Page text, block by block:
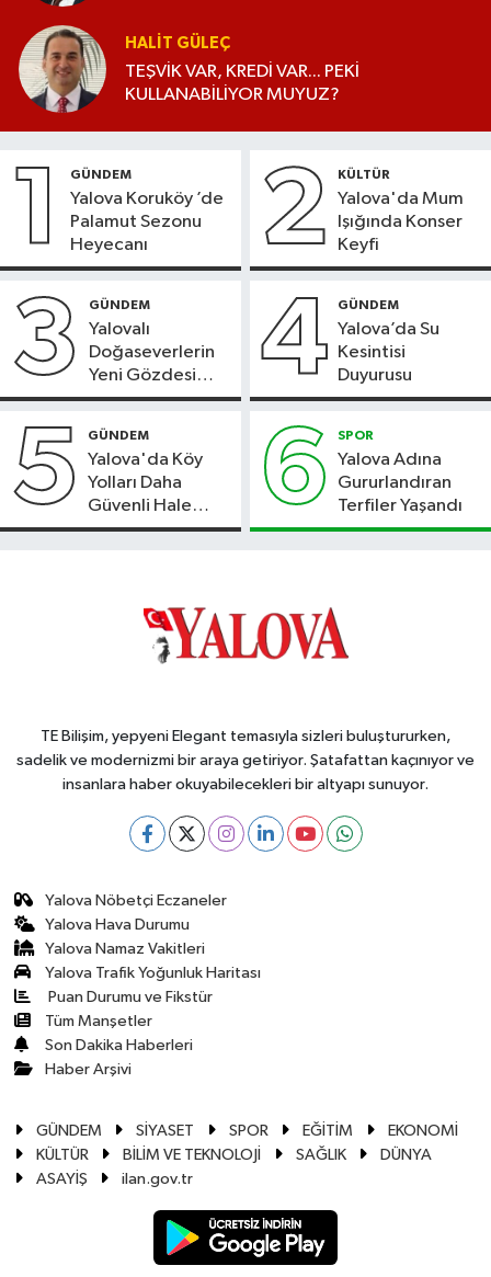
HALIT GÜLEÇ
TEŞVİK VAR, KREDİ VAR... PEKİ
KULLANABİLİYOR MUYUZ?
1 GÜNDEM
Yalova Koruköy ’de
Palamut Sezonu
Heyecanı
2 KÜLTÜR
Yalova'da Mum
Işığında Konser
Keyfi
3 GÜNDEM
Yalovalı
Doğaseverlerin
Yeni Gözdesi
Bolu'daki Meyve
4 GÜNDEM
Yalova’da Su
Kesintisi
Duyurusu
5 GÜNDEM
Yalova'da Köy
Yolları Daha
Güvenli Hale
Geliyor
6 SPOR
Yalova Adına
Gururlandıran
Terfiler Yaşandı
TE Bilişim, yepyeni Elegant temasıyla sizleri buluştururken,
sadelik ve modernizmi bir araya getiriyor. Şatafattan kaçınıyor ve
insanlara haber okuyabilecekleri bir altyapı sunuyor.
Yalova Nöbetçi Eczaneler
Yalova Hava Durumu
Yalova Namaz Vakitleri
Yalova Trafik Yoğunluk Haritası
Puan Durumu ve Fikstür
Tüm Manşetler
Son Dakika Haberleri
Haber Arşivi
GÜNDEM SİYASET SPOR EĞİTİM
EKONOMİ
KÜLTÜR
BİLİM VE TEKNOLOJİ SAĞLIK
DÜNYA
ASAYİŞ
ilan.gov.tr